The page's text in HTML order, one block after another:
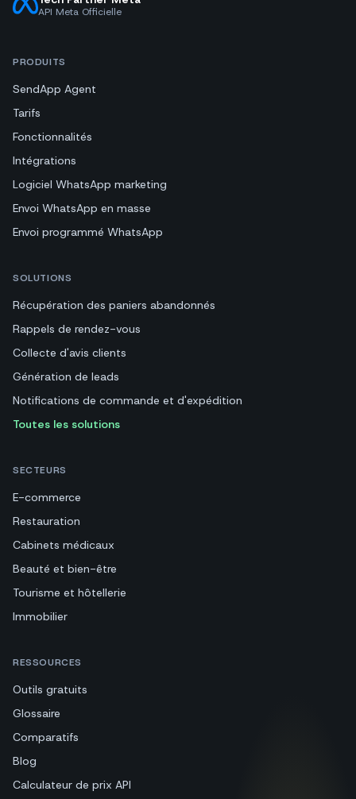
API Meta Officielle
PRODUITS
SendApp Agent
Tarifs
Fonctionnalités
Intégrations
Logiciel WhatsApp marketing
Envoi WhatsApp en masse
Envoi programmé WhatsApp
SOLUTIONS
Récupération des paniers abandonnés
Rappels de rendez-vous
Collecte d'avis clients
Génération de leads
Notifications de commande et d'expédition
Toutes les solutions
SECTEURS
E-commerce
Restauration
Cabinets médicaux
Beauté et bien-être
Tourisme et hôtellerie
Immobilier
RESSOURCES
Outils gratuits
Glossaire
Comparatifs
Blog
Calculateur de prix API